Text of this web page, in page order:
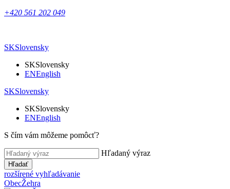
+420 561 202 049
SKSlovensky
SKSlovensky
ENEnglish
SKSlovensky
SKSlovensky
ENEnglish
S čím vám môžeme pomôcť?
Hľadaný výraz
Hľadať
rozšírené vyhľadávanie
ObecŽehra